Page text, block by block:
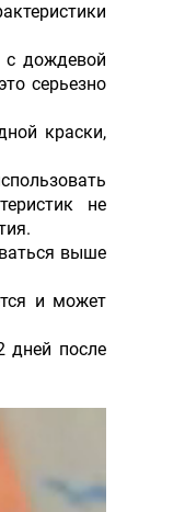
с дождевой
серьезно
краски,
не
выше
и может
дней после